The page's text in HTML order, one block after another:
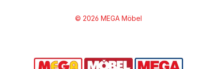
© 2026 MEGA Möbel